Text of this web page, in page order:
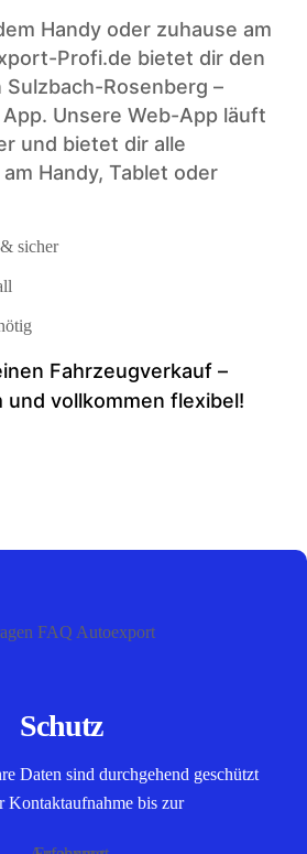
Handy oder zuhause am
Profi.de bietet dir den
Rosenberg –
Unsere Web-App läuft
und bietet dir alle
Handy, Tablet oder
sicher
Fahrzeugverkauf –
und vollkommen flexibel!
Schutz
Daten sind durchgehend geschützt
Kontaktaufnahme bis zur